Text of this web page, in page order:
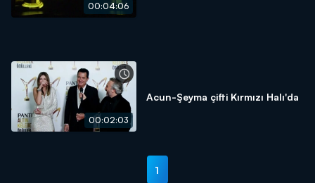
00:04:06
00:02:03
Acun-Şeyma çifti Kırmızı Halı'da
1